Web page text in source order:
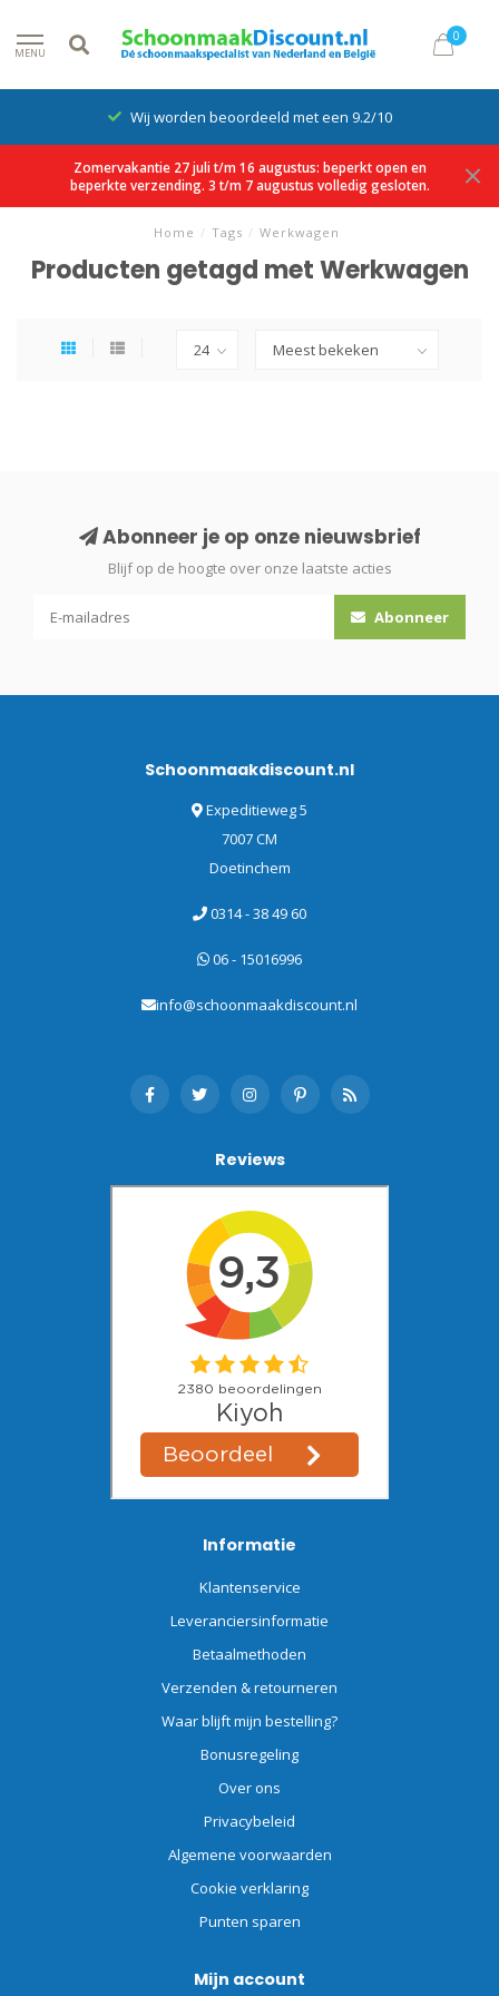
MENU
0
Wij worden beoordeeld met een 9.2/10
Zomervakantie 27 juli t/m 16 augustus: beperkt open en
beperkte verzending. 3 t/m 7 augustus volledig gesloten.
Home / Tags / Werkwagen
Producten getagd met Werkwagen
Abonneer je op onze nieuwsbrief
Blijf op de hoogte over onze laatste acties
Abonneer
Schoonmaakdiscount.nl
Expeditieweg 5
7007 CM
Doetinchem
0314 - 38 49 60
06 - 15016996
info@schoonmaakdiscount.nl
Reviews
Informatie
Klantenservice
Leveranciersinformatie
Betaalmethoden
Verzenden & retourneren
Waar blijft mijn bestelling?
Bonusregeling
Over ons
Privacybeleid
Algemene voorwaarden
Cookie verklaring
Punten sparen
Mijn account